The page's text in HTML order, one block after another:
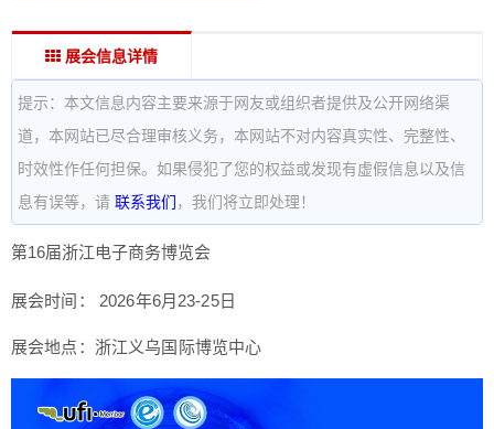
展会信息详情
提示：本文信息内容主要来源于网友或组织者提供及公开网络渠
道，本网站已尽合理审核义务，本网站不对内容真实性、完整性、
时效性作任何担保。如果侵犯了您的权益或发现有虚假信息以及信
息有误等，请 联系我们 ，我们将立即处理！
第16届浙江电子商务博览会
展会时间： 2026年6月23-25日
展会地点：浙江义乌国际博览中心